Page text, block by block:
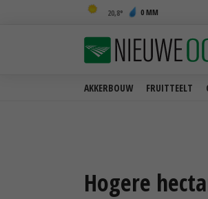
20,8 0 MM
AKKERBOUW FRUITTEELT
Hogere